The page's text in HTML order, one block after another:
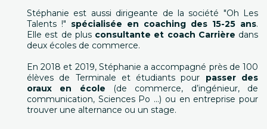
Stéphanie est aussi dirigeante de la société "Oh Les
Talents !" spécialisée en coaching des 15-25 ans.
Elle est de plus consultante et coach Carrière dans
deux écoles de commerce.
En 2018 et 2019, Stéphanie a accompagné près de 100
élèves de Terminale et étudiants pour passer des
oraux en école
(de commerce, d’ingénieur, de
communication, Sciences Po ...) ou en entreprise pour
trouver une alternance ou un stage.